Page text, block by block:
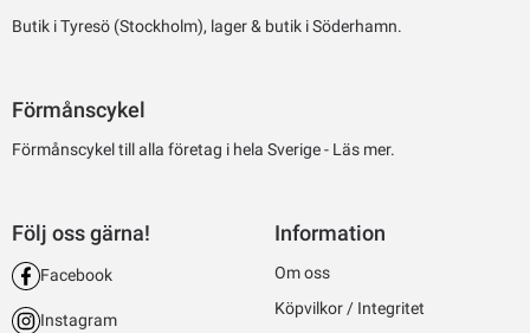
Butik i Tyresö (Stockholm), lager & butik i Söderhamn.
Förmånscykel
Förmånscykel till alla företag i hela Sverige - Läs mer.
Följ oss gärna!
Facebook
Instagram
Information
Om oss
Köpvilkor / Integritet